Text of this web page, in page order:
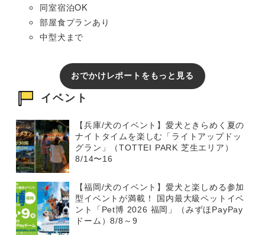
同室宿泊OK
部屋食プランあり
中型犬まで
おでかけレポートをもっと見る
イベント
【兵庫/犬のイベント】愛犬ときらめく夏の
ナイトタイムを楽しむ「ライトアップドッ
グラン」（TOTTEI PARK 芝生エリア）
8/14〜16
【福岡/犬のイベント】愛犬と楽しめる参加
型イベントが満載！ 国内最大級ペットイベ
ント「Pet博 2026 福岡」（みずほPayPay
ドーム）8/8～9